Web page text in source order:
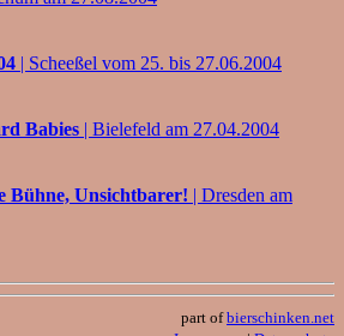
| Scheeßel vom 25. bis 27.06.2004
Babies | Bielefeld am 27.04.2004
Bühne, Unsichtbarer! | Dresden am
part ofbierschinken.net